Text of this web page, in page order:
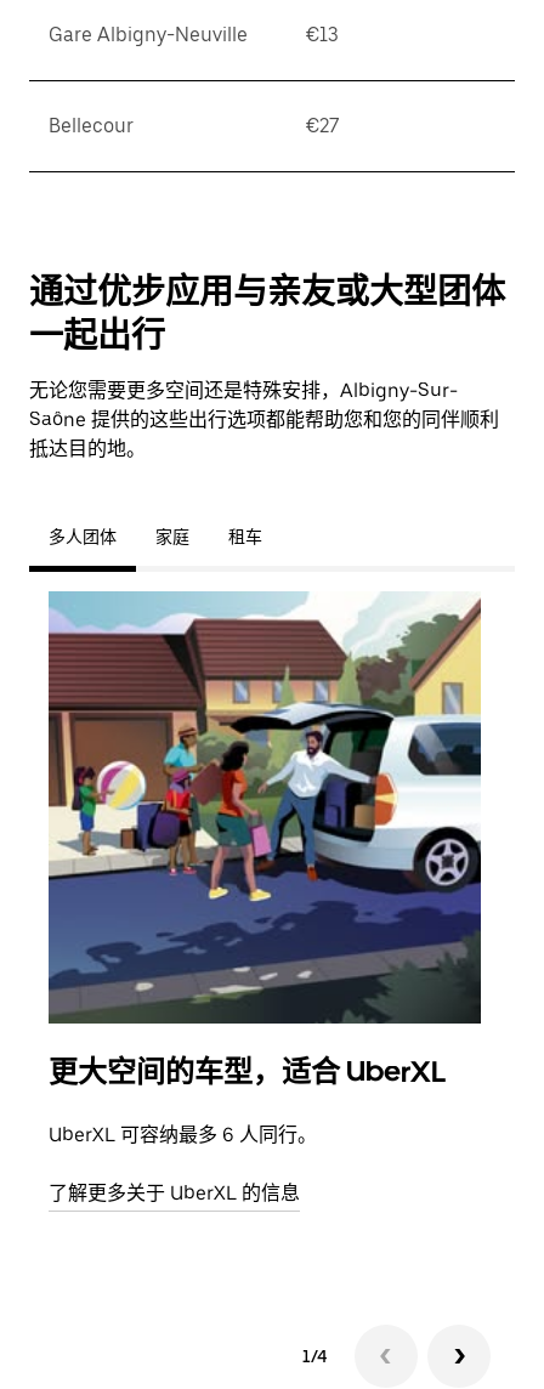
Gare Albigny-Neuville €13
Bellecour €27
通过优步应用与亲友或大型团体
一起出行
无论您需要更多空间还是特殊安排，Albigny-Sur-
Saône 提供的这些出行选项都能帮助您和您的同伴顺利
抵达目的地。
多人团体 家庭 租车
更大空间的车型，适合 UberXL
UberXL 可容纳最多 6 人同行。
了解更多关于 UberXL 的信息
1/4